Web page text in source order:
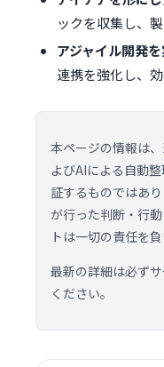
ックを収集し、
アジャイル開発
連携を強化し、
本ページの情報は
よびAIによる自動
証するものではあ
が行った判断・行
トは一切の責任を負
最新の詳細は必ず
ください。